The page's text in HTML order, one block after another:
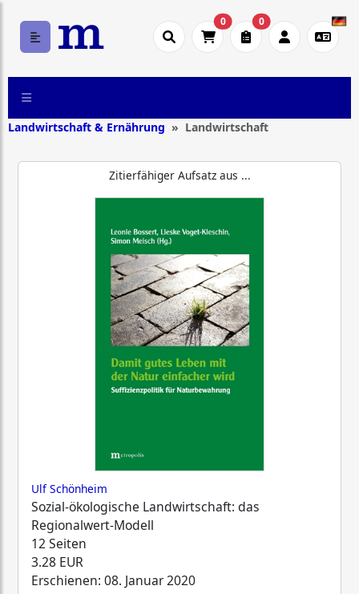
0 0
Landwirtschaft & Ernährung Landwirtschaft
Zitierfähiger Aufsatz aus ...
Ulf Schönheim
Sozial-ökologische Landwirtschaft: das
Regionalwert-Modell
12 Seiten
3.28 EUR
Erschienen: 08. Januar 2020